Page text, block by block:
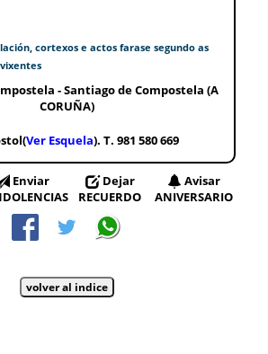
cortexos e actos farase segundo as
- Santiago de Compostela (A
CORUÑA)
Ver Esquela). T. 981 580 669
Enviar
Dejar
RECUERDO
Avisar
ANIVERSARIO